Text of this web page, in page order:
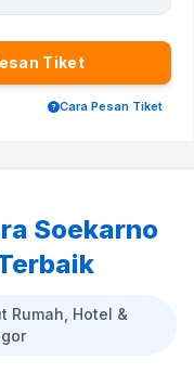
Tiket
Cara Pesan Tiket
Soekarno
Rumah, Hotel &